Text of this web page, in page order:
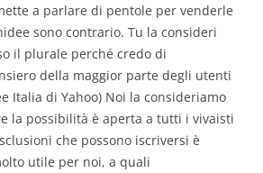
a parlare di pentole per venderle
sono contrario. Tu la consideri
il plurale perché credo di
della maggior parte degli utenti
Italia di Yahoo) Noi la consideriamo
la possibilità è aperta a tutti i vivaisti
che possono iscriversi è
utile per noi, a quali